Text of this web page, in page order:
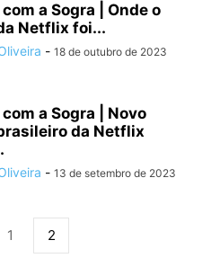
a Sogra | Onde o
Netflix foi...
- 18 de outubro de 2023
a Sogra | Novo
da Netflix
- 13 de setembro de 2023
1 2